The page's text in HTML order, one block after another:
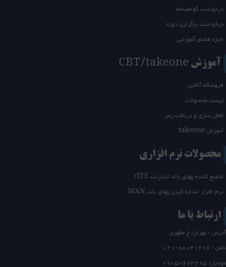
درخواست گواهینامه
درخواست برگزاری دوره
اجاره فضای آموزشی
آموزش CBT/takeone
فروشگاه آنلاین
لیست محصولات
فعال سازی و دریافت رمز
آموزش takeone
محصولات نرم افزاری
تجمیع کننده پهنای باند اینترنت rITE
نرم افزار اندازه گیری پهنای باند WAN
ارتباط با ما
آدرس : تهران، خ مطهری
تلفن : 21-88041286
0
موبایل: 09050673695